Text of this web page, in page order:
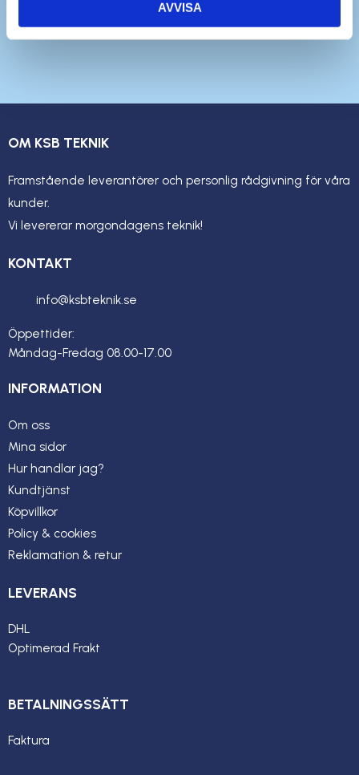
AVVISA
OM KSB TEKNIK
Framstående leverantörer och personlig rådgivning för våra
kunder.
Vi levererar morgondagens teknik!
KONTAKT
info@ksbteknik.se
Öppettider:
Måndag-Fredag 08.00-17.00
INFORMATION
Om oss
Mina sidor
Hur handlar jag?
Kundtjänst
Köpvillkor
Policy & cookies
Reklamation & retur
LEVERANS
DHL
Optimerad Frakt
BETALNINGSSÄTT
Faktura